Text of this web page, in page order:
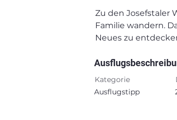
Zu den Josefstaler
Familie wandern.
Neues zu
Kategorie
Ausflugstipp